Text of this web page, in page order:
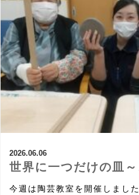
2026.06.06
世界に一つだけの皿～
今週は陶芸教室を開催しまし